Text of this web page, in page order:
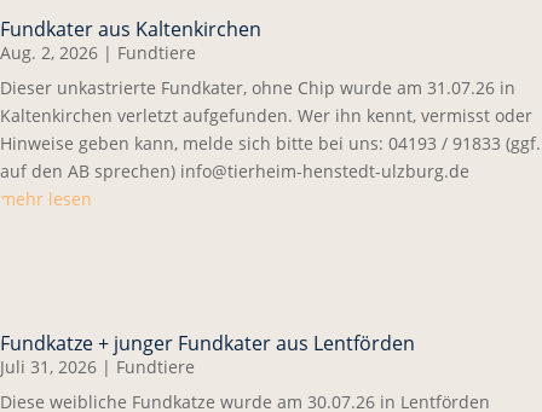
Fundkater aus Kaltenkirchen
Aug. 2, 2026 | Fundtiere
Dieser unkastrierte Fundkater, ohne Chip wurde am 31.07.26 in
Kaltenkirchen verletzt aufgefunden. Wer ihn kennt, vermisst oder
Hinweise geben kann, melde sich bitte bei uns: 04193 / 91833 (ggf.
auf den AB sprechen) info@tierheim-henstedt-ulzburg.de
mehr lesen
Fundkatze + junger Fundkater aus Lentförden
Juli 31, 2026 | Fundtiere
Diese weibliche Fundkatze wurde am 30.07.26 in Lentförden